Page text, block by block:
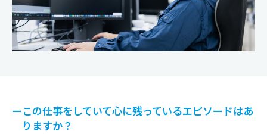
ーこの仕事をしていて心に残っているエピソードはあ
りますか？